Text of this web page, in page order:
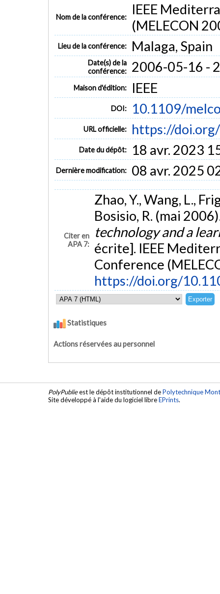
Nom de la conférence:
IEEE
(MELECON
Lieu de la conférence: Malaga, Spain
Date(s) de la
conférence:
2006-05-16 -
Maison d'édition: IEEE
DOI: 10.1109/
URL officielle: https://
Date du dépôt: 18 avr. 2023
Dernière modification: 08 avr. 2025
Citer en
APA 7:
Zhao, Y., Wang, L.,
Bosisio, R. (mai
technology and a
écrite]. IEEE
Conference
https://doi.org/
Statistiques
Actions réservées au personnel
PolyPublieest le dépôt institutionnel dePolytechnique
Site développé à l'aide du logiciel libreEPrints.